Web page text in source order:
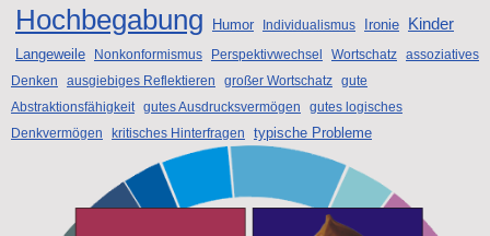
Hochbegabung Humor Individualismus Ironie Kinder
Langeweile Nonkonformismus Perspektivwechsel Wortschatz assoziatives
Denken
ausgiebiges Reflektieren großer Wortschatz gute
Abstraktionsfähigkeit gutes Ausdrucksvermögen
gutes logisches
Denkvermögen
kritisches Hinterfragen typische Probleme